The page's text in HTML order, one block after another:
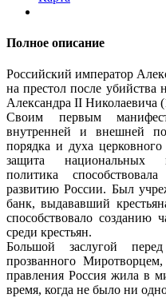
Полное описание
Российский император
на престол после убийства
Александра II Николаевича
Своим первым
внутренней и внешней
порядка и духа церковного
защита национальных
политика
развитию России. Был
банк, выдававший
способствовало созданию
среди крестьян.
Большой заслугой
прозванного
правления Россия жила в
время, когда не было ни